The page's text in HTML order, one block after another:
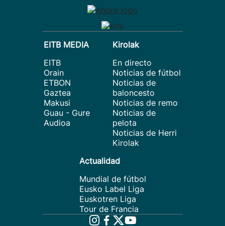
EITB MEDIA
EITB
Orain
ETBON
Gaztea
Makusi
Guau - Gure
Audioa
Kirolak
En directo
Noticias de fútbol
Noticias de
baloncesto
Noticias de remo
Noticias de
pelota
Noticias de Herri
Kirolak
Actualidad
Mundial de fútbol
Eusko Label Liga
Euskotren Liga
Tour de Francia